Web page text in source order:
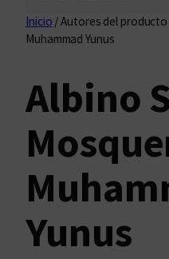
s
c
Inicio / Autores del
Muhammad Yunus
Albino
Yunus